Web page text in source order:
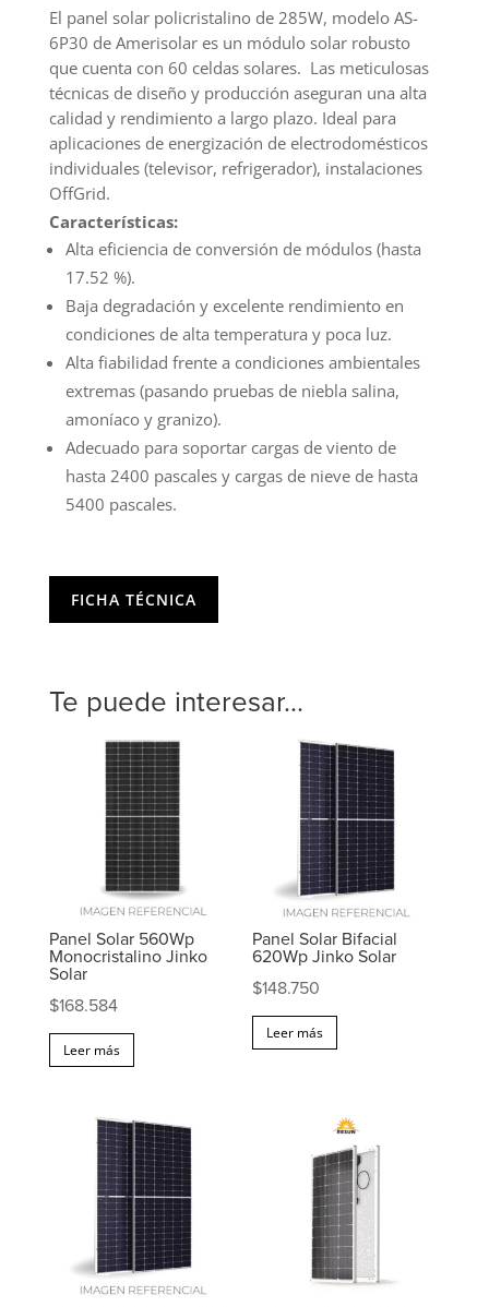
Policristalino
285W
Amerisolar
cantidad
El panel solar policristalino de 285W, modelo AS-
6P30 de Amerisolar es un módulo solar robusto
que cuenta con 60 celdas solares. Las meticulosas
técnicas de diseño y producción aseguran una alta
calidad y rendimiento a largo plazo. Ideal para
aplicaciones de energización de electrodomésticos
individuales (televisor, refrigerador), instalaciones
OffGrid.
Características:
Alta eficiencia de conversión de módulos (hasta
17.52 %).
Baja degradación y excelente rendimiento en
condiciones de alta temperatura y poca luz.
Alta fiabilidad frente a condiciones ambientales
extremas (pasando pruebas de niebla salina,
amoníaco y granizo).
Adecuado para soportar cargas de viento de
hasta 2400 pascales y cargas de nieve de hasta
5400 pascales.
FICHA TÉCNICA
Te puede interesar...
Panel Solar 560Wp
Monocristalino Jinko
Solar
$168.584
Leer más
Panel Solar Bifacial
620Wp Jinko Solar
$148.750
Leer más